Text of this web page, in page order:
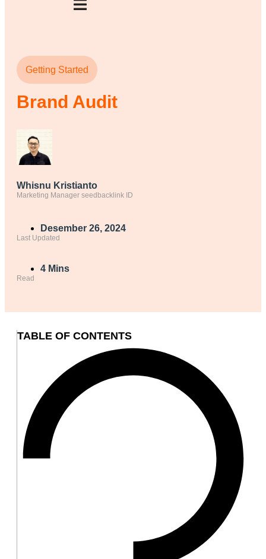
Getting Started
Brand Audit
Whisnu Kristianto
Marketing Manager seedbacklink ID
Desember 26, 2024
Last Updated
4 Mins
Read
TABLE OF CONTENTS